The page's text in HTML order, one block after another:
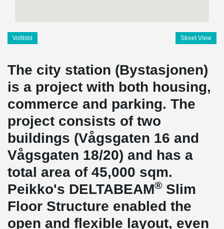
Vollbild Street View
The city station (Bystasjonen)
is a project with both housing,
commerce and parking. The
project consists of two
buildings (Vågsgaten 16 and
Vågsgaten 18/20) and has a
total area of 45,000 sqm.
Peikko's DELTABEAM® Slim
Floor Structure enabled the
open and flexible layout, even